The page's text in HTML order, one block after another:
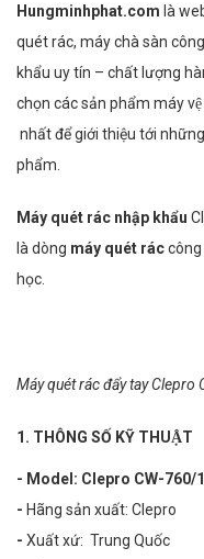
Hungminhphat.com là
quét rác, máy chà sàn
khẩu uy tín – chất lượng
chọn các sản phẩm máy
nhất để giới thiệu tới
phẩm.
Máy quét rác nhập khẩu
là dòng máy quét ráccông
học.
Máy quét rác đẩy tay Clepro
1. THÔNG SỐ KỸ THUẬT
- Model: Clepro CW-760/1
- Hãng sản xuất: Clepro
- Xuất xứ: Trung Quốc